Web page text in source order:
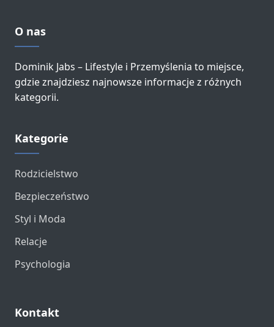
O nas
Dominik Jabs – Lifestyle i Przemyślenia to miejsce,
gdzie znajdziesz najnowsze informacje z różnych
kategorii.
Kategorie
Rodzicielstwo
Bezpieczeństwo
Styl i Moda
Relacje
Psychologia
Kontakt